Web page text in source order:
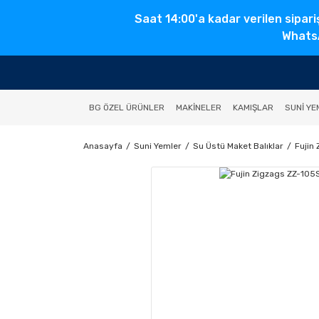
Saat 14:00'a kadar verilen
BG ÖZEL ÜRÜNLER MAKINELER KAMIŞLAR SUNI
Anasayfa Suni Yemler Su Üstü Maket Balıklar Fujin